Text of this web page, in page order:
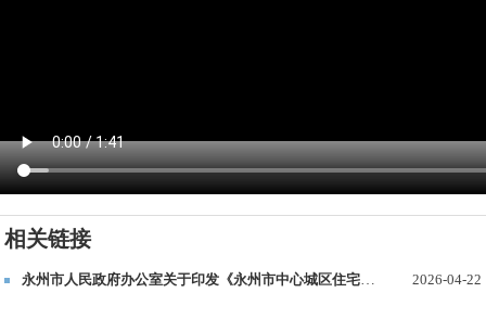
相关链接
永州市人民政府办公室关于印发《永州市中心城区住宅区地下停车位管理办法（试行）》的通知 2026-04-22